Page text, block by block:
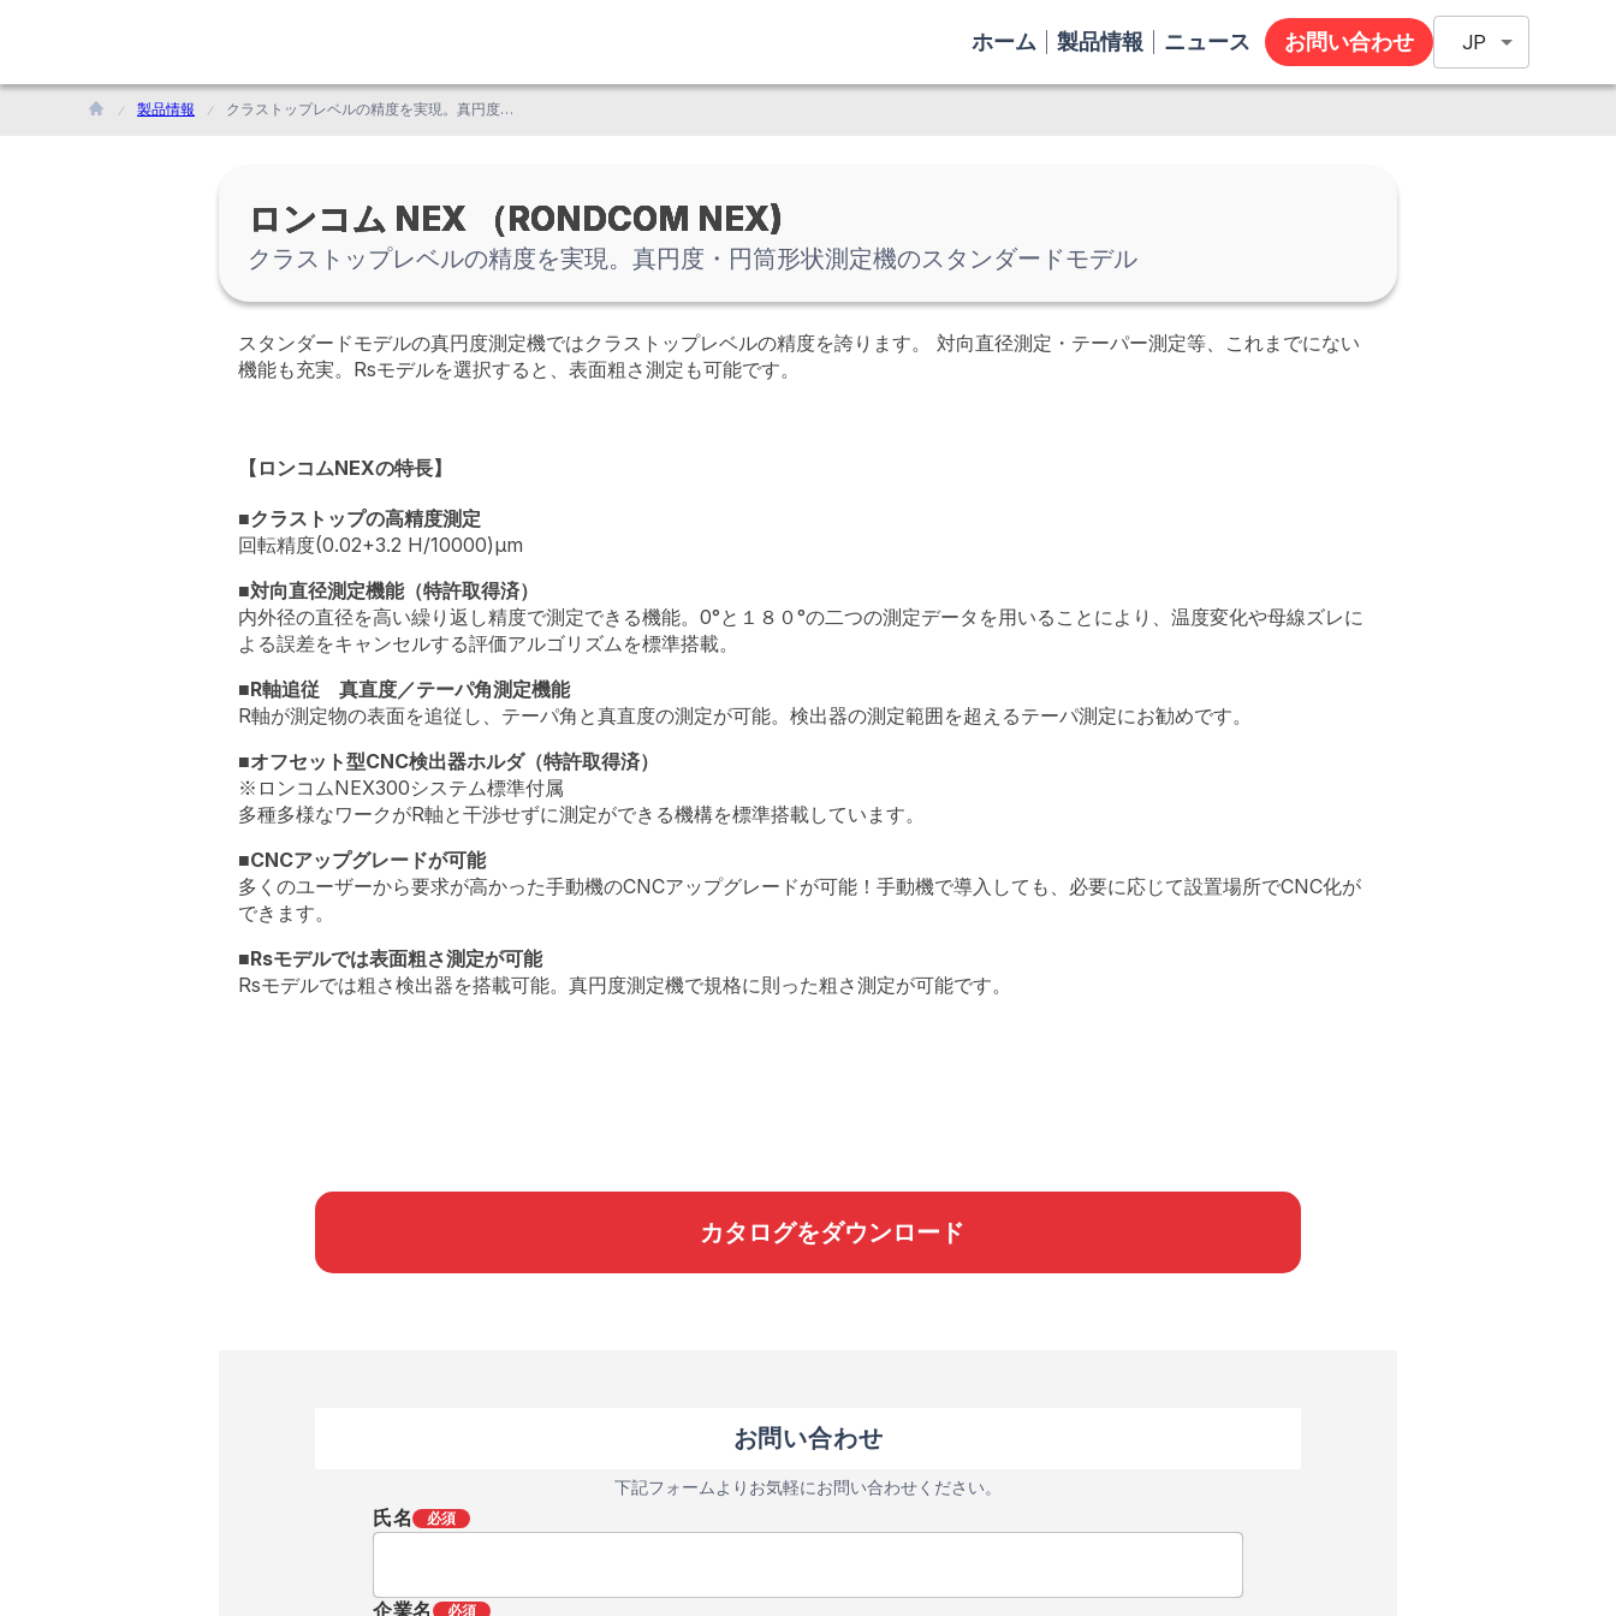
ホーム 製品情報 ニュース お問い合わせ JP
製品情報 クラストップレベルの精度を実現。真円度・円筒形状測定機のスタンダードモデル
ロンコム NEX （RONDCOM NEX)
クラストップレベルの精度を実現。真円度・円筒形状測定機のスタンダードモデル
スタンダードモデルの真円度測定機ではクラストップレベルの精度を誇ります。 対向直径測定・テーパー測定等、これまでにない
機能も充実。Rsモデルを選択すると、表面粗さ測定も可能です。
【ロンコムNEXの特長】
■クラストップの高精度測定
回転精度(0.02+3.2 H/10000)μm
■対向直径測定機能（特許取得済）
内外径の直径を高い繰り返し精度で測定できる機能。0°と１８０°の二つの測定データを用いることにより、温度変化や母線ズレに
よる誤差をキャンセルする評価アルゴリズムを標準搭載。
■R軸追従 真直度／テーパ角測定機能
R軸が測定物の表面を追従し、テーパ角と真直度の測定が可能。検出器の測定範囲を超えるテーパ測定にお勧めです。
■オフセット型CNC検出器ホルダ（特許取得済）
※ロンコムNEX300システム標準付属
多種多様なワークがR軸と干渉せずに測定ができる機構を標準搭載しています。
■CNCアップグレードが可能
多くのユーザーから要求が高かった手動機のCNCアップグレードが可能！手動機で導入しても、必要に応じて設置場所でCNC化が
できます。
■Rsモデルでは表面粗さ測定が可能
Rsモデルでは粗さ検出器を搭載可能。真円度測定機で規格に則った粗さ測定が可能です。
カタログをダウンロード
お問い合わせ
下記フォームよりお気軽にお問い合わせください。
氏名 必須
企業名 必須